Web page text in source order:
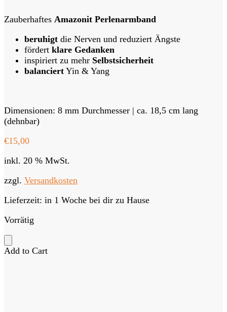
Zauberhaftes Amazonit Perlenarmband
beruhigt die Nerven und reduziert Ängste
fördert klare Gedanken
inspiriert zu mehr Selbstsicherheit
balanciert Yin & Yang
Dimensionen: 8 mm Durchmesser | ca. 18,5 cm lang
(dehnbar)
€15,00
inkl. 20 % MwSt.
zzgl. Versandkosten
Lieferzeit: in 1 Woche bei dir zu Hause
Vorrätig
Add to Cart